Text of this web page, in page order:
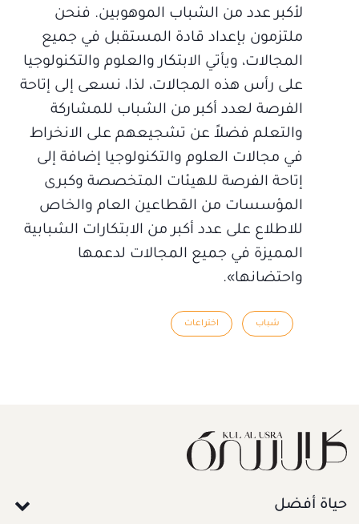
لأكبر عدد من الشباب الموهوبين. فنحن
ملتزمون بإعداد قادة المستقبل في جميع
المجالات، ويأتي الابتكار والعلوم والتكنولوجيا
على رأس هذه المجالات، لذا، نسعى إلى إتاحة
الفرصة لعدد أكبر من الشباب للمشاركة
والتعلم فضلاً عن تشجيعهم على الانخراط
في مجالات العلوم والتكنولوجيا إضافة إلى
إتاحة الفرصة للهيئات المتخصصة وكبرى
المؤسسات من القطاعين العام والخاص
للاطلاع على عدد أكبر من الابتكارات الشبابية
المميزة في جميع المجالات لدعمها
واحتضانها».
شباب اختراعات
حياة أفضل